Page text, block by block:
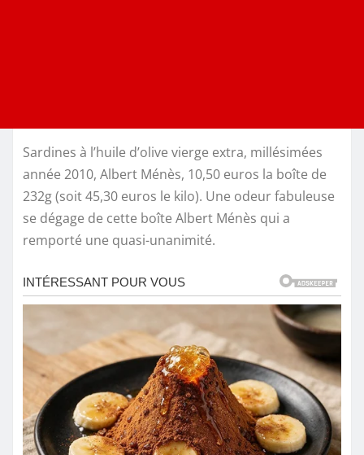
Sardines à l’huile d’olive vierge extra, millésimées
année 2010, Albert Ménès, 10,50 euros la boîte de
232g (soit 45,30 euros le kilo). Une odeur fabuleuse
se dégage de cette boîte Albert Ménès qui a
remporté une quasi-unanimité.